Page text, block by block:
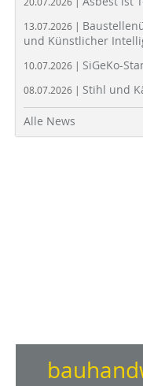
13.07.2026 |
und Künstlicher
10.07.2026 | SiGeKo-
08.07.2026 | Stihl und
Alle News